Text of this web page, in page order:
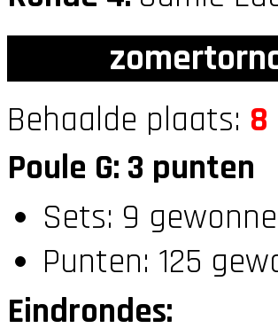
Behaalde plaats: 8
Poule G: 3 punten
Sets: 9
Punten: 125
Eindrondes: